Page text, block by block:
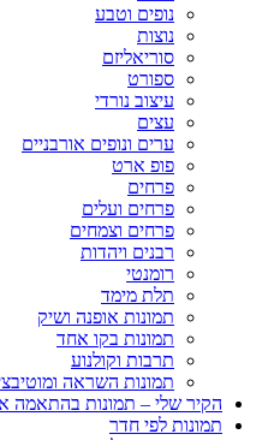
נופים וטבע
נוצות
סוריאליזם
ספורט
עיצוב נורדי
עצים
ערים ונופים אורבניים
פופ ארט
פרחים
פרחים ועלים
פרחים וצמחים
רבנים ויהדות
רומנטי
תלת מימד
תמונות אופנה ושיק
תמונות בקו אחד
תרבות וקולנוע
תמונות השראה
הקיר שלי – תמונות בהתאמה
תמונות לפי חדר